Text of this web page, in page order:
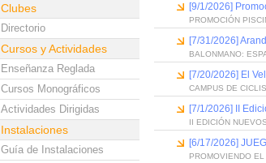
Clubes
Directorio
Cursos y Actividades
Enseñanza Reglada
Cursos Monográficos
Actividades Dirigidas
Instalaciones
Guía de Instalaciones
[9/1/2026]
PROMOCIÓN
[7/31/2026]
BALONMANO:
[7/20/2026] El
CAMPUS DE
[7/1/2026] II
II EDICIÓN
[6/17/2026]
PROMOVIENDO